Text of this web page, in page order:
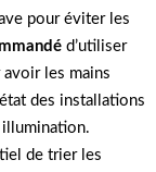
pour éviter les
d’utiliser
les mains
des installations
illumination.
de trier les